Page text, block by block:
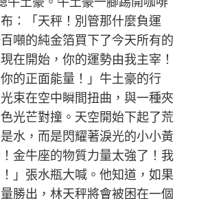
：「天秤！別管那什麼負運
噸的純金箔買下了今天所有的
在開始，你的運勢由我主宰！
的正面能量！」牛土豪的行
束在空中瞬間扭曲，與一種夾
光芒對撞。天空開始下起了荒
水，而是閃耀著淚光的小小黃
金牛座的物質力量太強了！我
」張水瓶大喊。他知道，如果
勝出，林天秤將會被困在一個